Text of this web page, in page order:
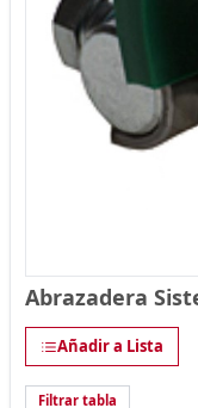
Abrazadera
Añadir a Lista
Filtrar tabla